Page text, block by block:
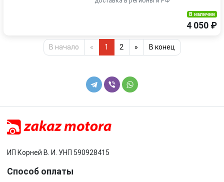
В наличии
4 050 ₽
В начало « 1 2 » В конец
ИП Корней В. И. УНП 590928415
Способ оплаты